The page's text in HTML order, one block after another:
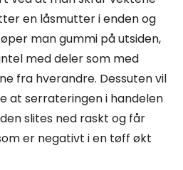
en låsmutter i enden og
man gummi på utsiden,
med deler som med
fra hverandre. Dessuten vil
at serrateringen i handelen
slites ned raskt og får
er negativt i en tøff økt